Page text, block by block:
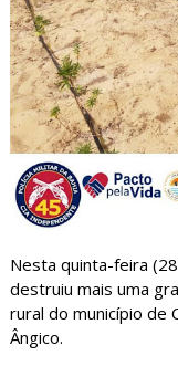
Nesta quinta-feira
destruiu mais uma
rural do município de
Ângico.